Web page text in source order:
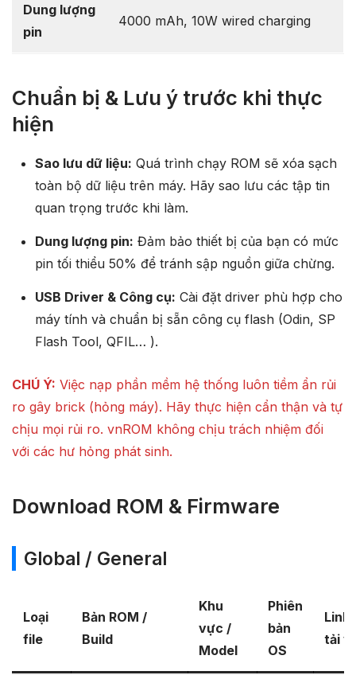
Dung lượng
pin
4000 mAh, 10W wired charging
Chuẩn bị & Lưu ý trước khi thực
hiện
Sao lưu dữ liệu: Quá trình chạy ROM sẽ xóa sạch
toàn bộ dữ liệu trên máy. Hãy sao lưu các tập tin
quan trọng trước khi làm.
Dung lượng pin: Đảm bảo thiết bị của bạn có mức
pin tối thiểu 50% để tránh sập nguồn giữa chừng.
USB Driver & Công cụ: Cài đặt driver phù hợp cho
máy tính và chuẩn bị sẵn công cụ flash (Odin, SP
Flash Tool, QFIL… ).
CHÚ Ý: Việc nạp phần mềm hệ thống luôn tiềm ẩn rủi
ro gây brick (hỏng máy). Hãy thực hiện cẩn thận và tự
chịu mọi rủi ro. vnROM không chịu trách nhiệm đối
với các hư hỏng phát sinh.
Download ROM & Firmware
Global / General
Loại
file
Bản ROM /
Build
Khu
vực /
Model
Phiên
bản
OS
Link
tải